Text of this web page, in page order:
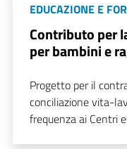
EDUCAZIONE E
Contributo per
per bambini e
Progetto per il
conciliazione vita-
frequenza ai Centri